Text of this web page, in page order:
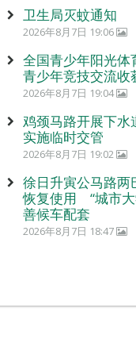
卫生局灭蚊通知
2026年8月7日 19:06
全国青少年阳光体
青少年竞技交流收
2026年8月7日 19:04
鸡颈马路开展下
实施临时交管
2026年8月7日 19:02
徐日升寅公马路两
恢复使用 “城市
善候车配套
2026年8月7日 18:47